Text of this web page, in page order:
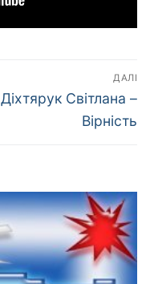
ДАЛІ
Наступний
Діхтярук Світлана –
Вірність